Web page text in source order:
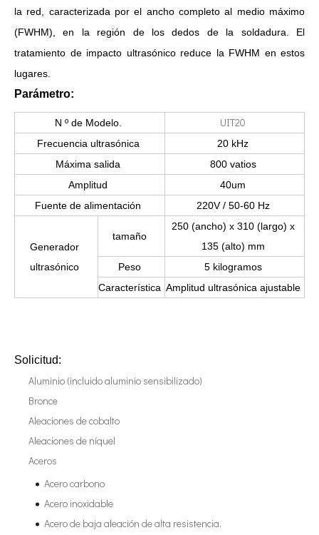
La aplicación de la ultrasónica en la industria de la costura refleja
Actualmente, la investigación sobre la extracción de antioxidantes
la red, caracterizada por el ancho completo al medio máximo
(FWHM), en la región de los dedos de la soldadura. El
tratamiento de impacto ultrasónico reduce la FWHM en estos
lugares.
Parámetro:
N º de Modelo. UIT20
Frecuencia ultrasónica
20 kHz
Máxima salida
800 vatios
Amplitud
40um
Fuente de alimentación
220V / 50-60 Hz
Generador
ultrasónico
tamaño
250 (ancho) x 310 (largo) x
135 (alto) mm
Peso
5 kilogramos
Característica Amplitud ultrasónica ajustable
Solicitud:
Aluminio (incluido aluminio sensibilizado)
Bronce
Aleaciones de cobalto
Aleaciones de níquel
Aceros
Acero carbono
Acero inoxidable
Acero de baja aleación de alta resistencia.